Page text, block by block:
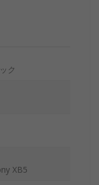
ク
XB5